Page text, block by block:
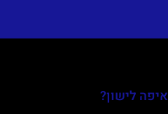
איפה לישון?